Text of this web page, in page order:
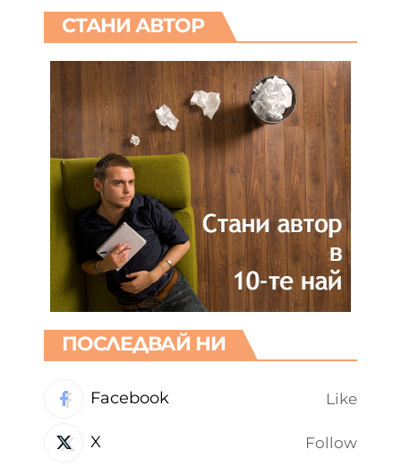
СТАНИ АВТОР
ПОСЛЕДВАЙ НИ
Facebook Like
X Follow